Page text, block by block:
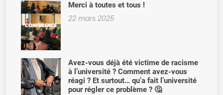
Merci à toutes et tous !
22 mars 2025
Avez-vous déjà été victime de racisme
à l’université ? Comment avez-vous
réagi ? Et surtout… qu’a fait l’université
pour régler ce problème ? 🤔